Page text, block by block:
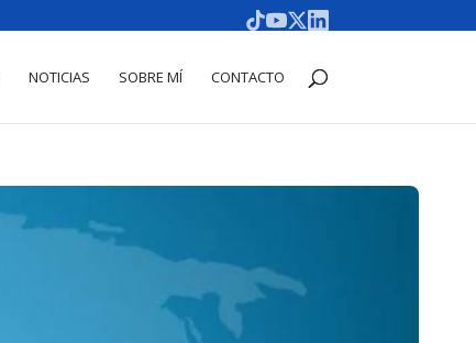
NOTICIAS SOBRE MÍ CONTACTO